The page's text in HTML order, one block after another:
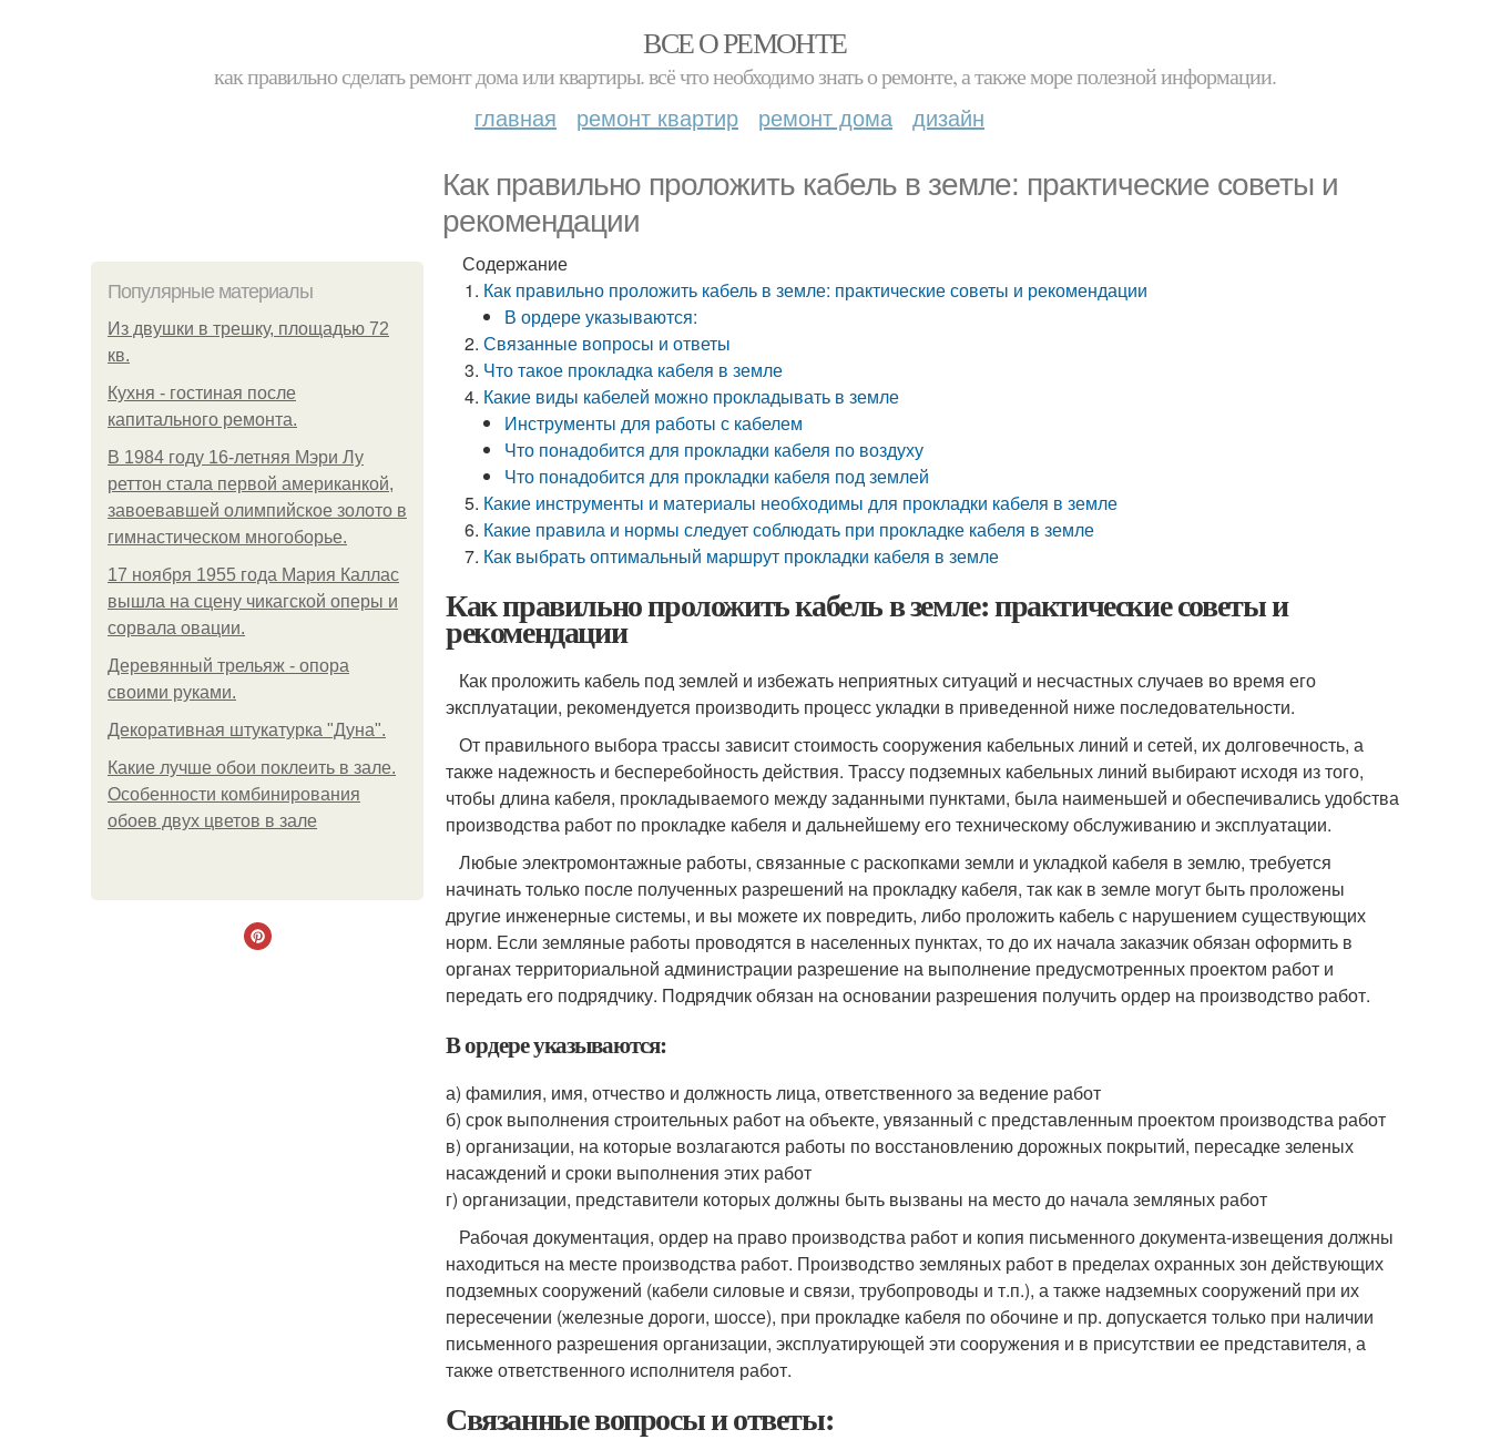
ВСЕ О РЕМОНТЕ
как правильно сделать ремонт дома или квартиры. всё что необходимо знать о ремонте, а также море полезной информации.
главная ремонт квартир ремонт дома дизайн
Как правильно проложить кабель в земле: практические советы и
рекомендации
Популярные материалы
Из двушки в трешку, площадью 72
кв.
Кухня - гостиная после
капитального ремонта.
В 1984 году 16-летняя Мэри Лу
реттон стала первой американкой,
завоевавшей олимпийское золото в
гимнастическом многоборье.
17 ноября 1955 года Мария Каллас
вышла на сцену чикагской оперы и
сорвала овации.
Деревянный трельяж - опора
своими руками.
Декоративная штукатурка "Дуна".
Какие лучше обои поклеить в зале.
Особенности комбинирования
обоев двух цветов в зале
Содержание
Как правильно проложить кабель в земле: практические советы и рекомендации
В ордере указываются:
Связанные вопросы и ответы
Что такое прокладка кабеля в земле
Какие виды кабелей можно прокладывать в земле
Инструменты для работы с кабелем
Что понадобится для прокладки кабеля по воздуху
Что понадобится для прокладки кабеля под землей
Какие инструменты и материалы необходимы для прокладки кабеля в земле
Какие правила и нормы следует соблюдать при прокладке кабеля в земле
Как выбрать оптимальный маршрут прокладки кабеля в земле
Как правильно проложить кабель в земле: практические советы и
рекомендации
Как проложить кабель под землей и избежать неприятных ситуаций и несчастных случаев во время его
эксплуатации, рекомендуется производить процесс укладки в приведенной ниже последовательности.
От правильного выбора трассы зависит стоимость сооружения кабельных линий и сетей, их долговечность, а
также надежность и бесперебойность действия. Трассу подземных кабельных линий выбирают исходя из того,
чтобы длина кабеля, прокладываемого между заданными пунктами, была наименьшей и обеспечивались удобства
производства работ по прокладке кабеля и дальнейшему его техническому обслуживанию и эксплуатации.
Любые электромонтажные работы, связанные с раскопками земли и укладкой кабеля в землю, требуется
начинать только после полученных разрешений на прокладку кабеля, так как в земле могут быть проложены
другие инженерные системы, и вы можете их повредить, либо проложить кабель с нарушением существующих
норм. Если земляные работы проводятся в населенных пунктах, то до их начала заказчик обязан оформить в
органах территориальной администрации разрешение на выполнение предусмотренных проектом работ и
передать его подрядчику. Подрядчик обязан на основании разрешения получить ордер на производство работ.
В ордере указываются:
а) фамилия, имя, отчество и должность лица, ответственного за ведение работ
б) срок выполнения строительных работ на объекте, увязанный с представленным проектом производства работ
в) организации, на которые возлагаются работы по восстановлению дорожных покрытий, пересадке зеленых
насаждений и сроки выполнения этих работ
г) организации, представители которых должны быть вызваны на место до начала земляных работ
Рабочая документация, ордер на право производства работ и копия письменного документа-извещения должны
находиться на месте производства работ. Производство земляных работ в пределах охранных зон действующих
подземных сооружений (кабели силовые и связи, трубопроводы и т.п.), а также надземных сооружений при их
пересечении (железные дороги, шоссе), при прокладке кабеля по обочине и пр. допускается только при наличии
письменного разрешения организации, эксплуатирующей эти сооружения и в присутствии ее представителя, а
также ответственного исполнителя работ.
Связанные вопросы и ответы: